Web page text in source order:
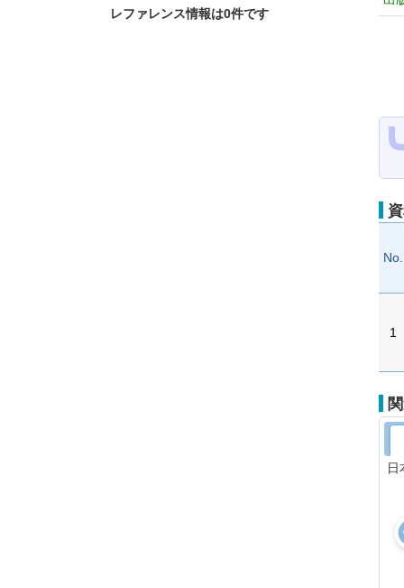
レファレンス情報は0件です
No.
1
日